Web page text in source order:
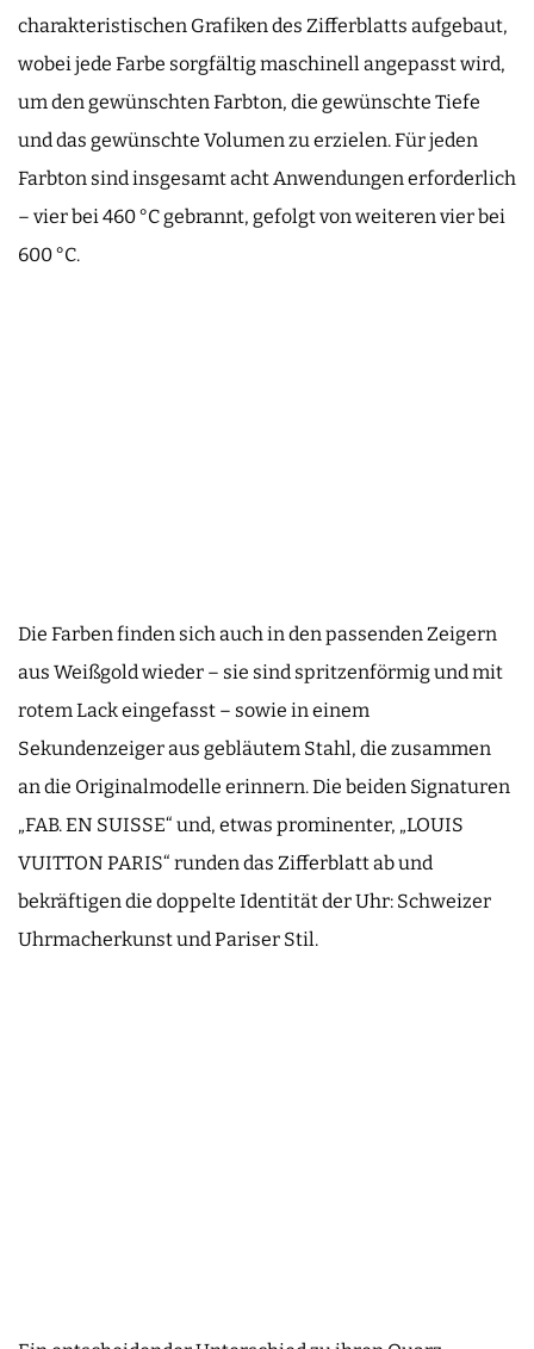
charakteristischen Grafiken des Zifferblatts aufgebaut,
wobei jede Farbe sorgfältig maschinell angepasst wird,
um den gewünschten Farbton, die gewünschte Tiefe
und das gewünschte Volumen zu erzielen. Für jeden
Farbton sind insgesamt acht Anwendungen erforderlich
– vier bei 460 °C gebrannt, gefolgt von weiteren vier bei
600 °C.
Die Farben finden sich auch in den passenden Zeigern
aus Weißgold wieder – sie sind spritzenförmig und mit
rotem Lack eingefasst – sowie in einem
Sekundenzeiger aus gebläutem Stahl, die zusammen
an die Originalmodelle erinnern. Die beiden Signaturen
„FAB. EN SUISSE“ und, etwas prominenter, „LOUIS
VUITTON PARIS“ runden das Zifferblatt ab und
bekräftigen die doppelte Identität der Uhr: Schweizer
Uhrmacherkunst und Pariser Stil.